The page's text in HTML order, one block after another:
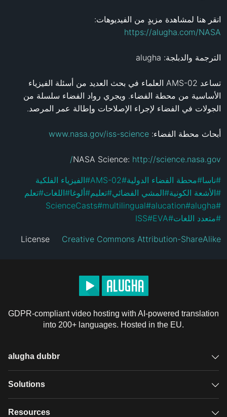
انقر هنا لمشاهدة مزيدٍ من الفيديوهات:
https://alugha.com/NASA
أبحاث محطة الفضاء: www.nasa.gov/iss-science
NASA Science: http://science.nasa.gov/
#ناسا#محطة الفضاء الدولية#
AMS-02
#الفيزياء الفلكية
#الأشعة الكونية#المشي الفضائي#تعليم#ألوغا#اللغات#تعلم
#
alugha
#
alucation
#
multilingual
#
ScienceCasts
#متعدد اللغات#
EVA
#
ISS
License Creative Commons Attribution-ShareAlike
GDPR-compliant video hosting with AI-powered translation
into 200+ languages. Hosted in the EU.
alugha dubbr
Overview
Solutions
GDPR video hosting
Resources